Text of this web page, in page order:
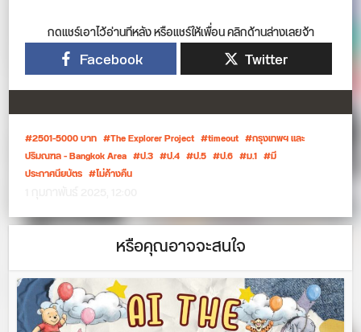
กดแชร์เอาไว้อ่านทีหลัง หรือแชร์ให้เพื่อน คลิกด้านล่างเลยจ้า
Facebook Twitter
2501-5000 บาท The Explorer Project timeout
กรุงเทพฯ และ
ปริมณฑล - Bangkok Area
ป.3 ป.4 ป.5 ป.6 ม.1
มี
ประกาศนียบัตร
ไม่ค้างคืน
หรือคุณอาจจะสนใจ